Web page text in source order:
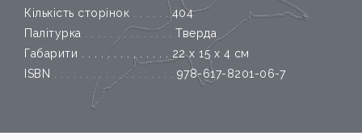
Кількість сторінок
. . . . . .404
Палітурка
. . . . . . . . . . . . . . Тверда
Габарити . . . . . . . . . . . . . . 22 х 15 х 4 см
ISBN
. . . . . . . . . . . . . . . . . . . 978-617-8201-06-7